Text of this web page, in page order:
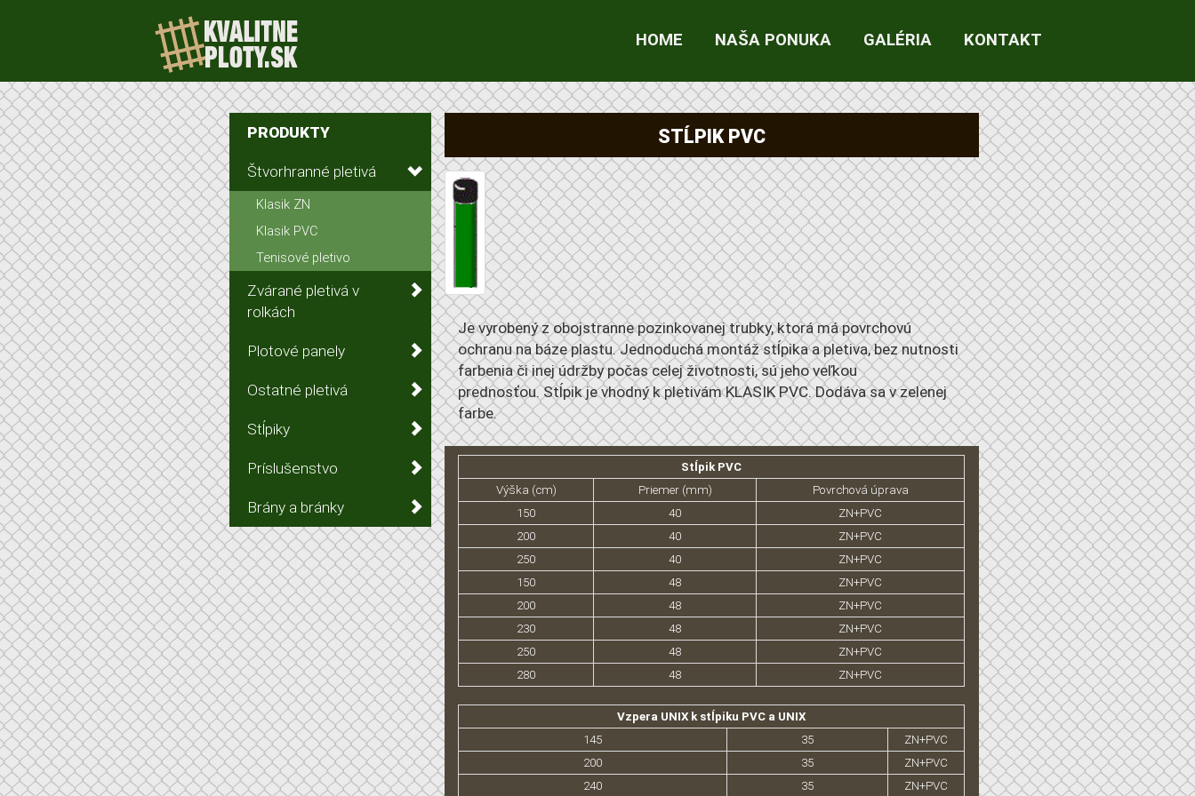
HOME NAŠA PONUKA GALÉRIA KONTAKT
PRODUKTY
Štvorhranné pletivá
Klasik ZN
Klasik PVC
Tenisové pletivo
Zvárané pletivá v
rolkách
Plotové panely
Ostatné pletivá
Stĺpiky
Príslušenstvo
Brány a bránky
STĹPIK PVC
Je vyrobený z obojstranne pozinkovanej trubky, ktorá má povrchovú
ochranu na báze plastu. Jednoduchá montáž stĺpika a pletiva, bez nutnosti
farbenia či inej údržby počas celej životnosti, sú jeho veľkou
prednosťou. Stĺpik je vhodný k pletivám KLASIK PVC. Dodáva sa v zelenej
farbe.
Stĺpik PVC
Výška (cm)
Priemer (mm)
Povrchová úprava
150
40
ZN+PVC
200
40
ZN+PVC
250
40
ZN+PVC
150
48
ZN+PVC
200
48
ZN+PVC
230
48
ZN+PVC
250
48
ZN+PVC
280
48 ZN+PVC
Vzpera UNIX k stĺpiku PVC a UNIX
145
35
ZN+PVC
200
35
ZN+PVC
240
35 ZN+PVC